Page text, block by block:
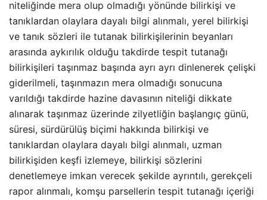
niteliğinde mera olup olmadığı yönünde bilirkişi ve
tanıklardan olaylara dayalı bilgi alınmalı, yerel bilirkişi
ve tanık sözleri ile tutanak bilirkişilerinin beyanları
arasında aykırılık olduğu takdirde tespit tutanağı
bilirkişileri taşınmaz başında ayrı ayrı dinlenerek çelişki
giderilmeli, taşınmazın mera olmadığı sonucuna
varıldığı takdirde hazine davasının niteliği dikkate
alınarak taşınmaz üzerinde zilyetliğin başlangıç günü,
süresi, sürdürülüş biçimi hakkında bilirkişi ve
tanıklardan olaylara dayalı bilgi alınmalı, uzman
bilirkişiden keşfi izlemeye, bilirkişi sözlerini
denetlemeye imkan verecek şekilde ayrıntılı, gerekçeli
rapor alınmalı, komşu parsellerin tespit tutanağı içeriği